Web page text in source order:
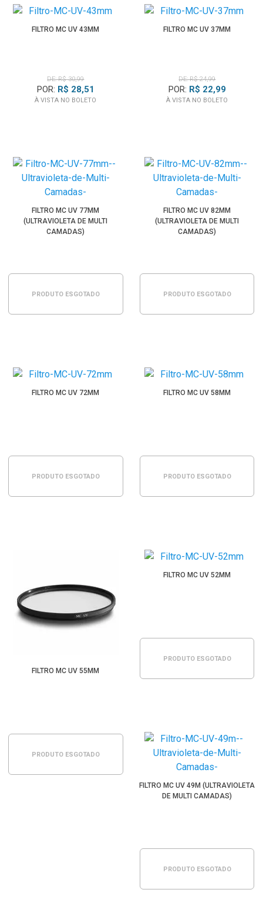
FILTRO MC UV 43MM
DE: R$ 30,99
POR: R$ 28,51
À VISTA NO BOLETO
FILTRO MC UV 37MM
DE: R$ 24,99
POR: R$ 22,99
À VISTA NO BOLETO
FILTRO MC UV 77MM
(ULTRAVIOLETA DE MULTI
CAMADAS)
PRODUTO ESGOTADO
FILTRO MC UV 82MM
(ULTRAVIOLETA DE MULTI
CAMADAS)
PRODUTO ESGOTADO
FILTRO MC UV 72MM
PRODUTO ESGOTADO
FILTRO MC UV 58MM
PRODUTO ESGOTADO
FILTRO MC UV 55MM
PRODUTO ESGOTADO
FILTRO MC UV 52MM
PRODUTO ESGOTADO
FILTRO MC UV 49M (ULTRAVIOLETA
DE MULTI CAMADAS)
PRODUTO ESGOTADO